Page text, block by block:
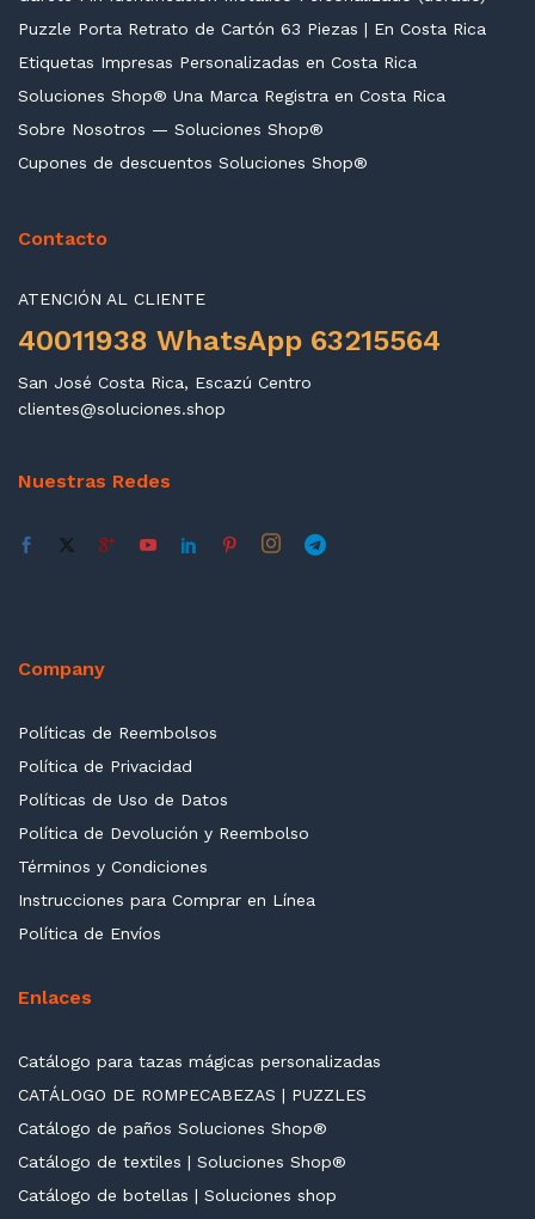
Puzzle Porta Retrato de Cartón 63 Piezas | En Costa Rica
Etiquetas Impresas Personalizadas en Costa Rica
Soluciones Shop® Una Marca Registra en Costa Rica
Sobre Nosotros — Soluciones Shop®
Cupones de descuentos Soluciones Shop®
Contacto
ATENCIÓN AL CLIENTE
40011938 WhatsApp 63215564
San José Costa Rica, Escazú Centro
clientes@soluciones.shop
Nuestras Redes
Company
Políticas de Reembolsos
Política de Privacidad
Políticas de Uso de Datos
Política de Devolución y Reembolso
Términos y Condiciones
Instrucciones para Comprar en Línea
Política de Envíos
Enlaces
Catálogo para tazas mágicas personalizadas
CATÁLOGO DE ROMPECABEZAS | PUZZLES
Catálogo de paños Soluciones Shop®
Catálogo de textiles | Soluciones Shop®
Catálogo de botellas | Soluciones shop